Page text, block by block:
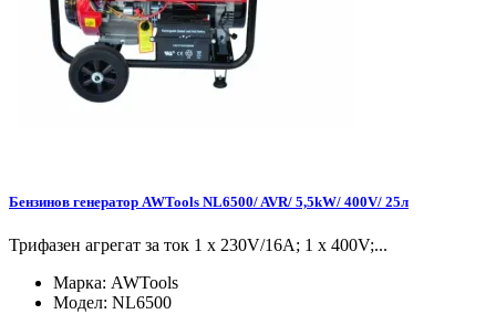
Бензинов генератор AWTools NL6500/ AVR/ 5,5kW/ 400V/ 25л
Трифазен агрегат за ток 1 x 230V/16A; 1 x 400V;...
Марка: AWTools
Модел: NL6500